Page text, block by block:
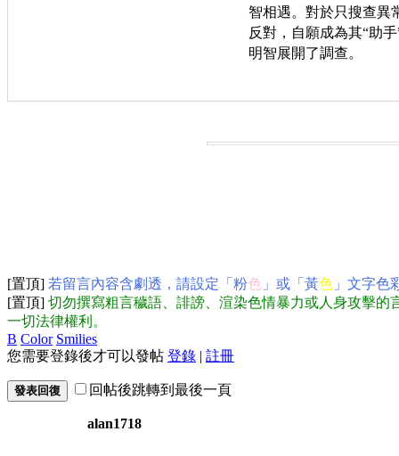
智相遇。對於只搜查異
反對，自願成為其“助
明智展開了調查。
[置頂] 若留言內容含劇透，請設定「粉色 」或「黃色 」文字色
[置頂] 切勿撰寫粗言穢語、誹謗、渲染色情暴力或人身攻擊的
一切法律權利。
B Color Smilies
您需要登錄後才可以發帖 登錄 | 註冊
發表回復 回帖後跳轉到最後一頁
alan1718